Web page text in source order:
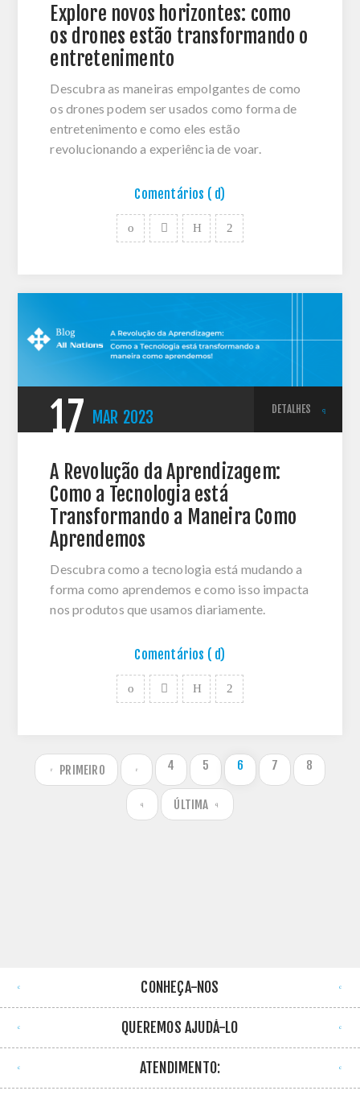
Explore novos horizontes: como
os drones estão transformando o
entretenimento
Descubra as maneiras empolgantes de como
os drones podem ser usados como forma de
entretenimento e como eles estão
revolucionando a experiência de voar.
Comentários ( d)
17 MAR 2023 DETALHES
A Revolução da Aprendizagem:
Como a Tecnologia está
Transformando a Maneira Como
Aprendemos
Descubra como a tecnologia está mudando a
forma como aprendemos e como isso impacta
nos produtos que usamos diariamente.
Comentários ( d)
PRIMEIRO 4 5 6 7 8
ÚLTIMA
CONHEÇA-NOS
QUEREMOS AJUDÁ-LO
ATENDIMENTO: